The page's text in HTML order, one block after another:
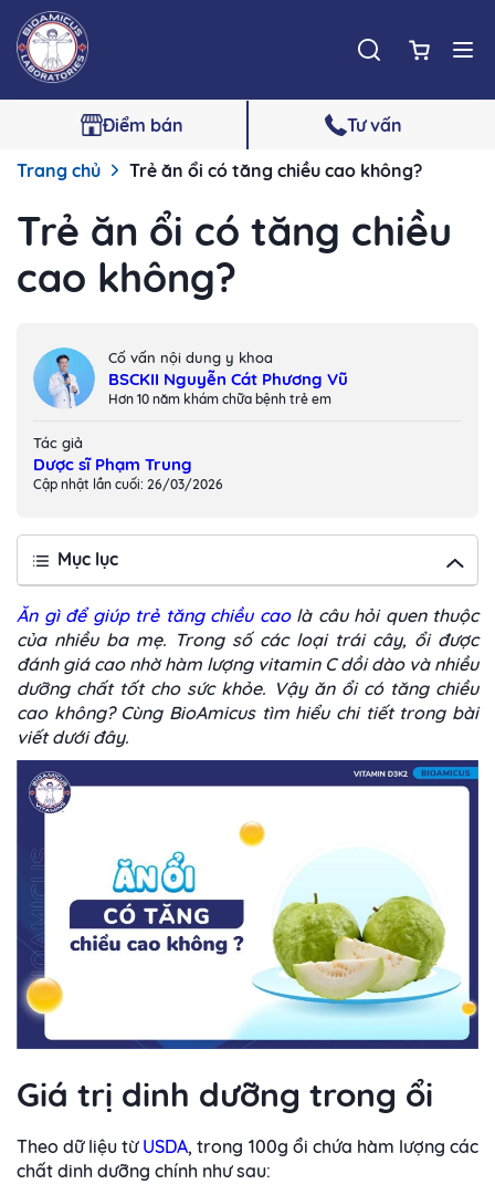
Điểm bán Tư vấn
Trang chủ Trẻ ăn ổi có tăng chiều cao không?
Trẻ ăn ổi có tăng chiều
cao không?
Cố vấn nội dung y khoa
BSCKII Nguyễn Cát Phương Vũ
Hơn 10 năm khám chữa bệnh trẻ em
Tác giả
Dược sĩ Phạm Trung
Cập nhật lần cuối: 26/03/2026
Mục lục
Ăn gì để giúp trẻ tăng chiều caolà câu hỏi quen thuộc
của nhiều ba mẹ. Trong số các loại trái cây, ổi được
đánh giá cao nhờ hàm lượng vitamin C dồi dào và nhiều
dưỡng chất tốt cho sức khỏe. Vậy ăn ổi có tăng chiều
cao không? Cùng BioAmicus tìm hiểu chi tiết trong bài
viết dưới đây.
Giá trị dinh dưỡng trong ổi
Theo dữ liệu từ USDA, trong 100g ổi chứa hàm lượng các
chất dinh dưỡng chính như sau: